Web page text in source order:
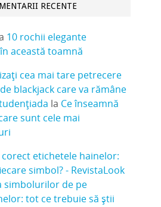
RECENTE
10 rochii elegante
această toamnă
cea mai tare petrecere
blackjack care va rămâne
la Ce înseamnă
sunt cele mai
etichetele hainelor:
simbol? - RevistaLook
simbolurilor de pe
tot ce trebuie să știi